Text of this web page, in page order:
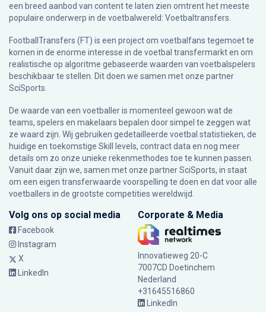
een breed aanbod van content te laten zien omtrent het meeste
populaire onderwerp in de voetbalwereld: Voetbaltransfers.
FootballTransfers (FT) is een project om voetbalfans tegemoet te
komen in de enorme interesse in de voetbal transfermarkt en om
realistische op algoritme gebaseerde waarden van voetbalspelers
beschikbaar te stellen. Dit doen we samen met onze partner
SciSports.
De waarde van een voetballer is momenteel gewoon wat de
teams, spelers en makelaars bepalen door simpel te zeggen wat
ze waard zijn. Wij gebruiken gedetailleerde voetbal statistieken, de
huidige en toekomstige Skill levels, contract data en nog meer
details om zo onze unieke rekenmethodes toe te kunnen passen.
Vanuit daar zijn we, samen met onze partner SciSports, in staat
om een eigen transferwaarde voorspelling te doen en dat voor alle
voetballers in de grootste competities wereldwijd.
Volg ons op social media
Facebook
Instagram
X
LinkedIn
Corporate & Media
Innovatieweg 20-C
7007CD Doetinchem
Nederland
+31645516860
LinkedIn